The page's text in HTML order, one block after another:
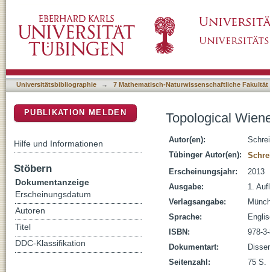
Universitätsbibliographie → 7 Mathematisch-Naturwissenschaftliche Fakultät
Topological
Autor(en):
Tübinger Autor(en):
Erscheinungsjahr:
2013
Ausgabe:
1.
Verlagsangabe:
Sprache:
ISBN:
978-
Dokumentart:
Seitenzahl:
75 S.
PUBLIKATION MELDEN
Hilfe und Informationen
Stöbern
Dokumentanzeige
Erscheinungsdatum
Autoren
Titel
DDC-Klassifikation